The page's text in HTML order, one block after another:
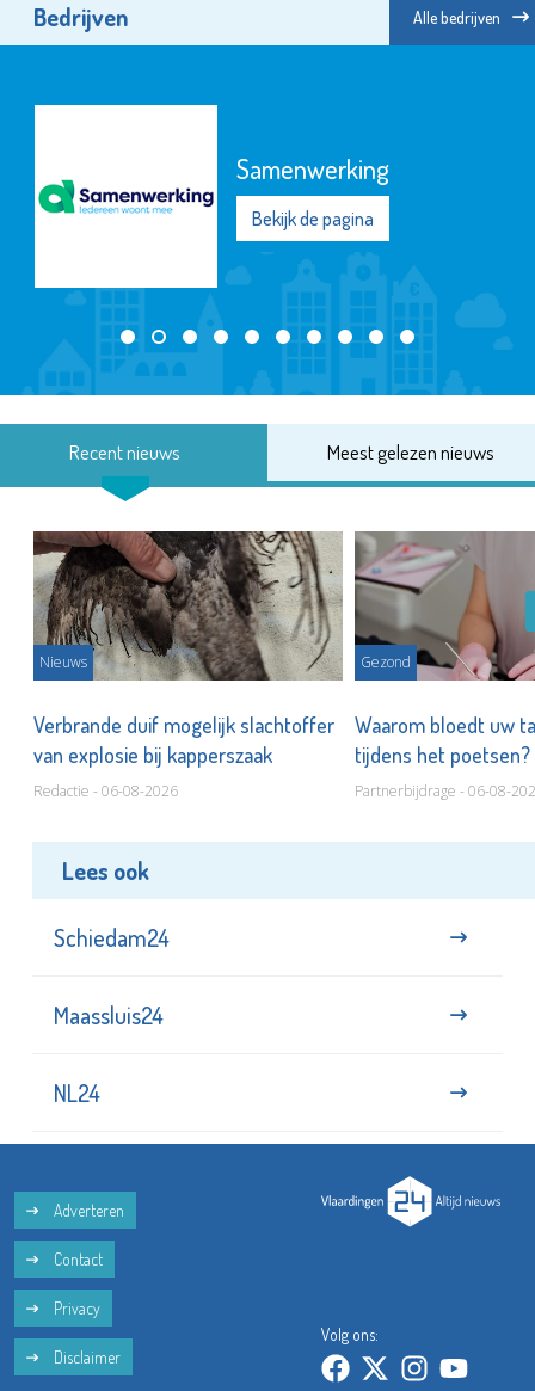
Bedrijven Alle bedrijven
Samenwerking
Bekijk de pagina
Recent nieuws Meest gelezen nieuws
Nieuws
Verbrande duif mogelijk slachtoffer
van explosie bij kapperszaak
Redactie - 06-08-2026
Gezond
Waarom bloedt uw
tijdens het poetsen?
Partnerbijdrage - 06-08-
Lees ook
Schiedam24
Maassluis24
NL24
Adverteren
Contact
Privacy
Disclaimer
Volg ons: